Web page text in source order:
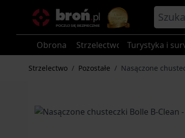
Obrona Strzelectwo Turystyka i
Strzelectwo / Pozostałe / Nasączone